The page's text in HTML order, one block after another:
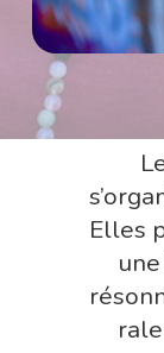
Elles